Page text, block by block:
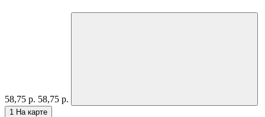
58,75 р. 58,75 р.
1 На карте